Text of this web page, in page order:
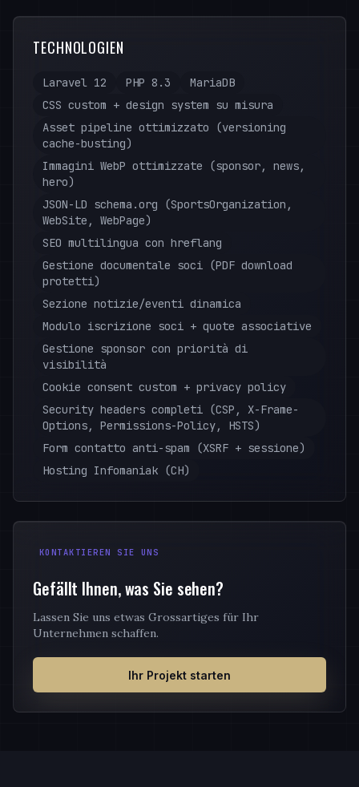
TECHNOLOGIEN
Laravel 12 PHP 8.3
MariaDB
CSS custom + design system su misura
Asset pipeline ottimizzato (versioning
cache-busting)
Immagini WebP ottimizzate (sponsor, news,
hero)
JSON-LD schema.org (SportsOrganization,
WebSite, WebPage)
SEO multilingua con hreflang
Gestione documentale soci (PDF download
protetti)
Sezione notizie/eventi dinamica
Modulo iscrizione soci + quote associative
Gestione sponsor con priorità di
visibilità
Cookie consent custom + privacy policy
Security headers completi (CSP, X-Frame-
Options, Permissions-Policy, HSTS)
Form contatto anti-spam (XSRF + sessione)
Hosting Infomaniak (CH)
KONTAKTIEREN SIE UNS
Gefällt Ihnen, was Sie sehen?
Lassen Sie uns etwas Grossartiges für Ihr
Unternehmen schaffen.
Ihr Projekt starten